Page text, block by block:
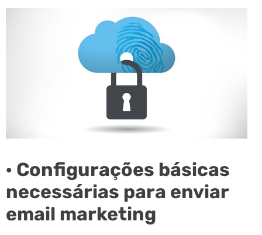
· Configurações básicas
necessárias para enviar
email marketing